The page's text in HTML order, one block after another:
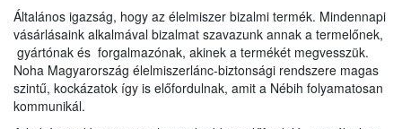
Általános igazság, hogy az élelmiszer bizalmi termék. Mindennapi
vásárlásaink alkalmával bizalmat szavazunk annak a termelőnek,
gyártónak és forgalmazónak, akinek a termékét megvesszük.
Noha Magyarország élelmiszerlánc-biztonsági rendszere magas
szintű, kockázatok így is előfordulnak, amit a Nébih folyamatosan
kommunikál.